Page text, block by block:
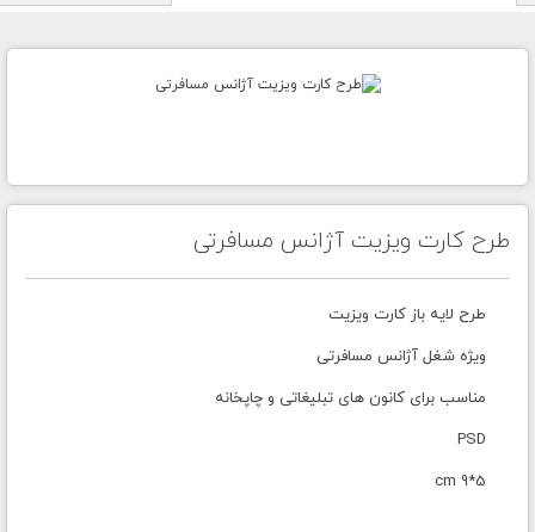
طرح کارت ویزیت آژانس مسافرتی
طرح لایه باز کارت ویزیت
ویژه شغل آژانس مسافرتی
مناسب برای کانون های تبلیغاتی و چاپخانه
PSD
5*9 cm